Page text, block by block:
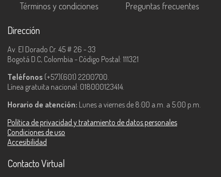
Términos y condiciones
Preguntas frecuentes
Dirección
Av. El Dorado Cr. 45 # 26 - 33
Bogotá D.C, Colombia - Código Postal: 111321
Teléfonos (+57)(601) 2200700.
Línea gratuita nacional: 018000123414.
Horario de atención: Lunes a viernes de 8:00 a.m. a 5:00 p.m.
Política de privacidad y tratamiento de datos personales
Condiciones de uso
Accesibilidad
Contacto Virtual